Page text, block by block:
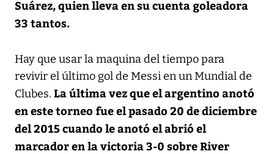
Suárez, quien lleva en su cuenta goleadora
33 tantos.
Hay que usar la maquina del tiempo para
revivir el último gol de Messi en un Mundial de
Clubes. La última vez que el argentino anotó
en este torneo fue el pasado 20 de diciembre
del 2015 cuando le anotó el abrió el
marcador en la victoria 3-0 sobre River